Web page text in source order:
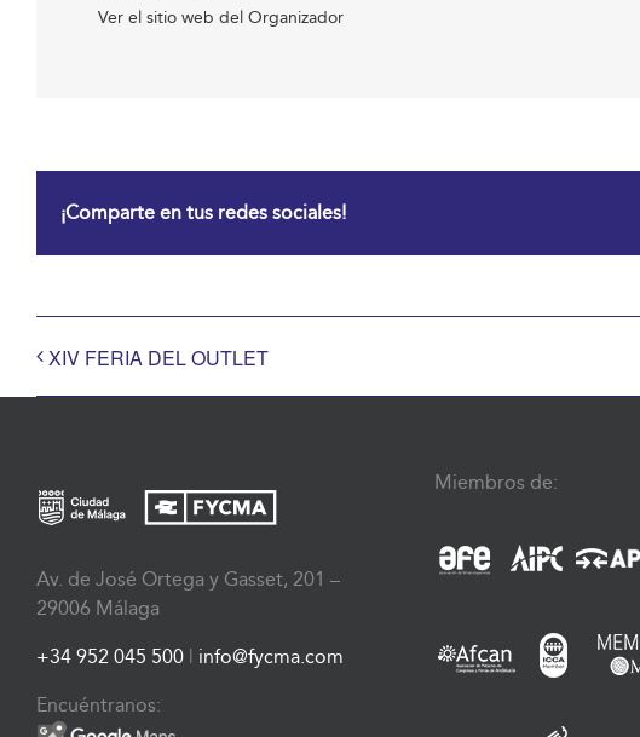
Ver el sitio web del Organizador
¡Comparte en tus redes sociales!
XIV FERIA DEL OUTLET
Av. de José Ortega y Gasset, 201 –
29006 Málaga
+34 952 045 500 info@fycma.com
Encuéntranos:
Miembros de: